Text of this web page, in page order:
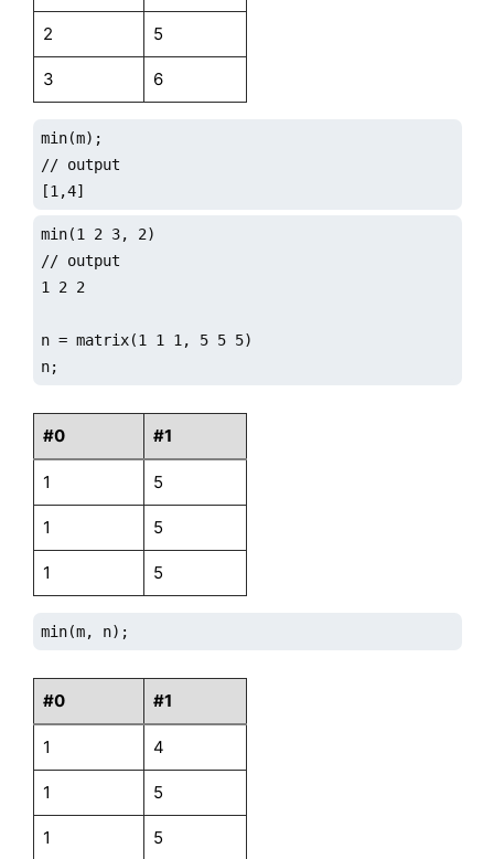
2 5
3 6
min(m);
// output
[1,4]
min(1 2 3, 2)
// output
1 2 2
n = matrix(1 1 1, 5 5 5)
n;
#0 #1
1 5
1 5
1 5
min(m, n);
#0 #1
1 4
1 5
1 5